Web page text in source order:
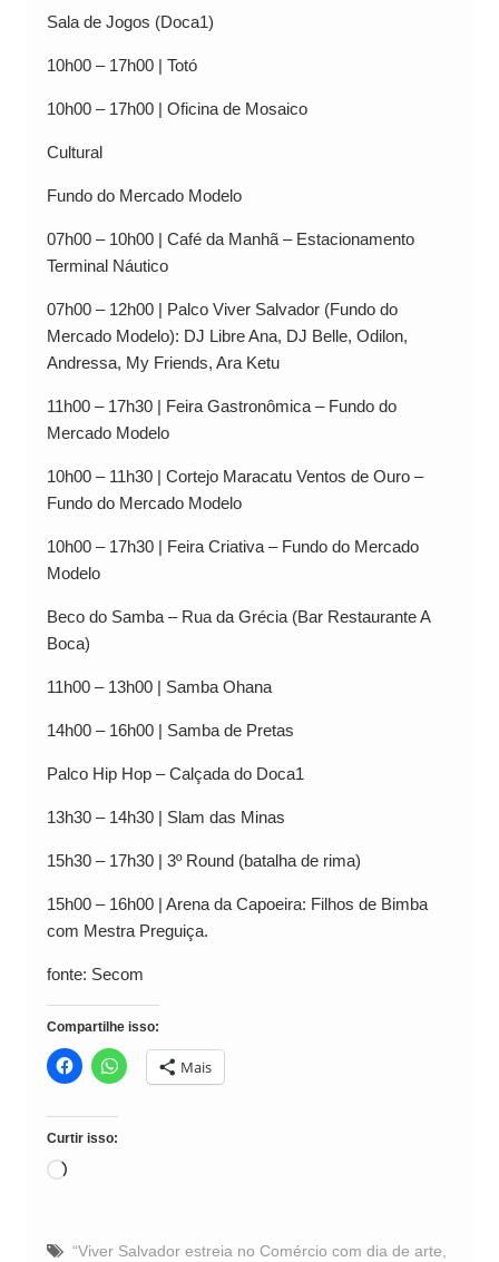
Sala de Jogos (Doca1)
10h00 – 17h00 | Totó
10h00 – 17h00 | Oficina de Mosaico
Cultural
Fundo do Mercado Modelo
07h00 – 10h00 | Café da Manhã – Estacionamento
Terminal Náutico
07h00 – 12h00 | Palco Viver Salvador (Fundo do
Mercado Modelo): DJ Libre Ana, DJ Belle, Odilon,
Andressa, My Friends, Ara Ketu
11h00 – 17h30 | Feira Gastronômica – Fundo do
Mercado Modelo
10h00 – 11h30 | Cortejo Maracatu Ventos de Ouro –
Fundo do Mercado Modelo
10h00 – 17h30 | Feira Criativa – Fundo do Mercado
Modelo
Beco do Samba – Rua da Grécia (Bar Restaurante A
Boca)
11h00 – 13h00 | Samba Ohana
14h00 – 16h00 | Samba de Pretas
Palco Hip Hop – Calçada do Doca1
13h30 – 14h30 | Slam das Minas
15h30 – 17h30 | 3º Round (batalha de rima)
15h00 – 16h00 | Arena da Capoeira: Filhos de Bimba
com Mestra Preguiça.
fonte: Secom
Compartilhe isso:
Mais
Curtir isso:
Carregando...
“Viver Salvador estreia no Comércio com dia de arte,